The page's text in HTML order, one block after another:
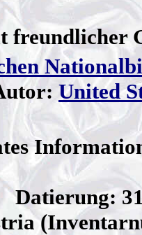
freundlicher
United
Datierung: